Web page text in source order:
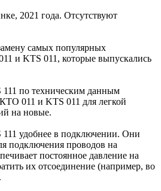
2021 года. Отсутствуют
самых популярных
и KTS 011, которые выпускались
по техническим данным
011 и KTS 011 для легкой
на новые.
удобнее в подключении. Они
подключения проводов на
постоянное давление на
их отсоединение (например, во